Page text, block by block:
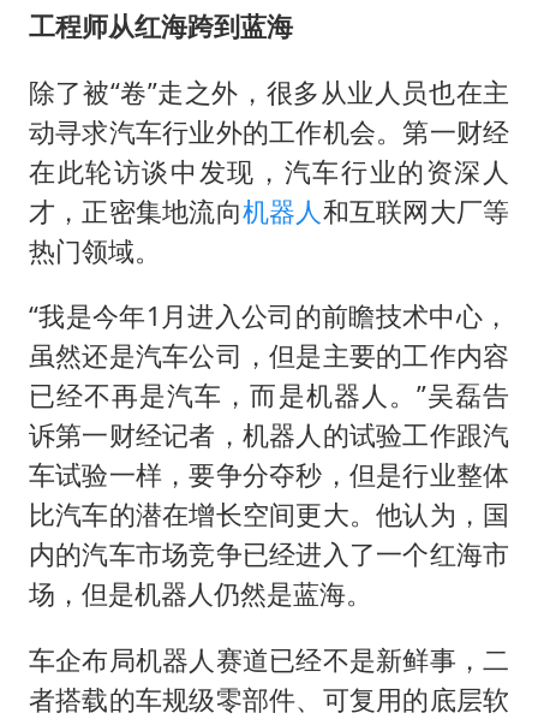
工程师从红海跨到蓝海
除了被“卷”走之外，很多从业人员也在主
动寻求汽车行业外的工作机会。第一财经
在此轮访谈中发现，汽车行业的资深人
才，正密集地流向机器人 和互联网大厂等
热门领域。
“我是今年1月进入公司的前瞻技术中心，
虽然还是汽车公司，但是主要的工作内容
已经不再是汽车，而是机器人。”吴磊告
诉第一财经记者，机器人的试验工作跟汽
车试验一样，要争分夺秒，但是行业整体
比汽车的潜在增长空间更大。他认为，国
内的汽车市场竞争已经进入了一个红海市
场，但是机器人仍然是蓝海。
车企布局机器人赛道已经不是新鲜事，二
者搭载的车规级零部件、可复用的底层软